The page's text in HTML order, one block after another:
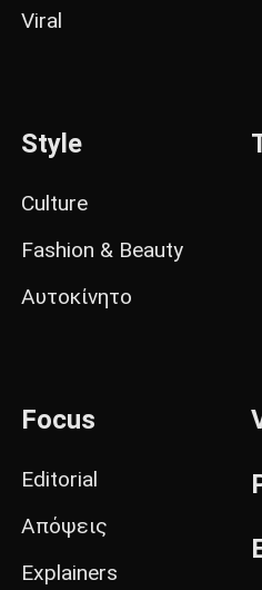
Viral
Style
Culture
Fashion & Beauty
Αυτοκίνητο
Focus
Editorial
Απόψεις
Explainers